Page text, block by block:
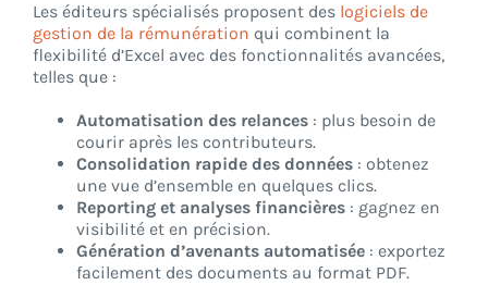
Les éditeurs spécialisés proposent des logiciels de
gestion de la rémunération qui combinent la
flexibilité d’Excel avec des fonctionnalités avancées,
telles que :
Automatisation des relances : plus besoin de
courir après les contributeurs.
Consolidation rapide des données : obtenez
une vue d’ensemble en quelques clics.
Reporting et analyses financières : gagnez en
visibilité et en précision.
Génération d’avenants automatisée : exportez
facilement des documents au format PDF.